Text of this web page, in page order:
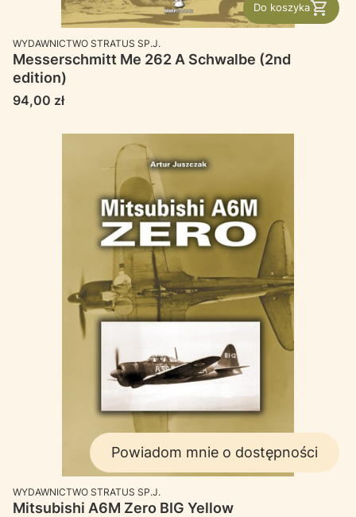
Do koszyka
PRODUCENT
WYDAWNICTWO STRATUS SP.J.
Messerschmitt Me 262 A Schwalbe (2nd
edition)
Cena
94,00 zł
Powiadom mnie o dostępności
PRODUCENT
WYDAWNICTWO STRATUS SP.J.
Mitsubishi A6M Zero BIG Yellow